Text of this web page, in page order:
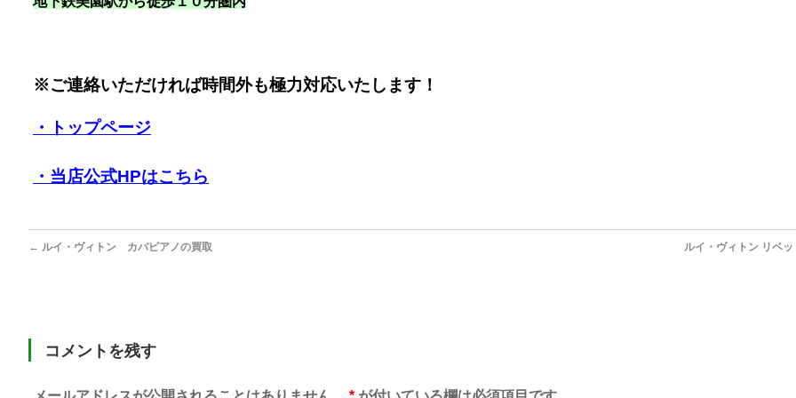
※ご連絡いただければ時間外も極力対応いたします！
・トップページ
・当店公式HPはこちら
← ルイ・ヴィトン カバピアノの買取 ルイ・ヴィトン リベ
コメントを残す